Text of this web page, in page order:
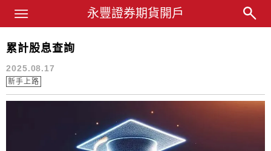
永豐業務經理杜昭逸Blog
永豐證券期貨開戶
Main Menu
紀錄
累計股息查詢
2025.08.17
新手上路